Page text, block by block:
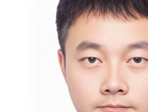
黄宽教授（博导）主
工过程研究，具体包
集、离子液体、多孔
离、化工模拟与计算
Adv. Mater.、Angew.